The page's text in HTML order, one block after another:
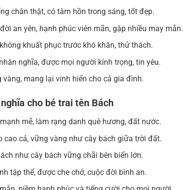
chân thật, có tâm hồn trong sáng, tốt đẹp.
an yên, hạnh phúc viên mãn, gặp nhiều may mắn.
khuất phục trước khó khăn, thử thách.
nghĩa, được mọi người kính trọng, tin yêu.
mang lại vinh hiển cho cả gia đình.
cho bé trai tên Bách
mẽ, làm rạng danh quê hương, đất nước.
cao cả, vững vàng như cây bách giữa trời đất.
như cây bách vững chãi bên biển lớn.
tập thể, được che chở, cuộc đời bình an.